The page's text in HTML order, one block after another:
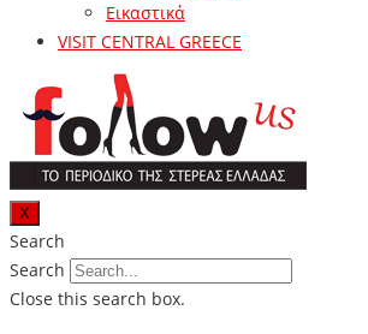
Εικαστικά
VISIT CENTRAL GREECE
X
Search
Search
Close this search box.